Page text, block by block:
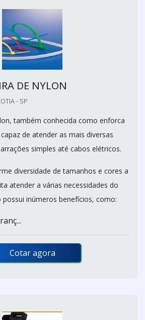
DE NYLON
- SP
também conhecida como enforca
de atender as mais diversas
simples até cabos elétricos.
diversidade de tamanhos e cores a
atender a várias necessidades do
inúmeros benefícios, como:
Cotar agora